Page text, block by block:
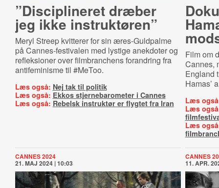
”Disciplineret dræber
jeg ikke instruktøren”
Meryl Streep kvitterer for sin æres-Guldpalme
på Cannes-festivalen med lystige anekdoter og
refleksioner over filmbranchens forandring fra
antifeminisme til #MeToo.
Læs også: Nej tak til politik
Læs også: Ekkos stjernebarometer i Cannes
Læs også: Rebelsk instruktør er flygtet fra Iran
Film om
Cannes,
England
Hamas’
Læs
Læs
Læs
CANNES 2024
21. MAJ 2024 | 10:03
CANNES
11. APR.